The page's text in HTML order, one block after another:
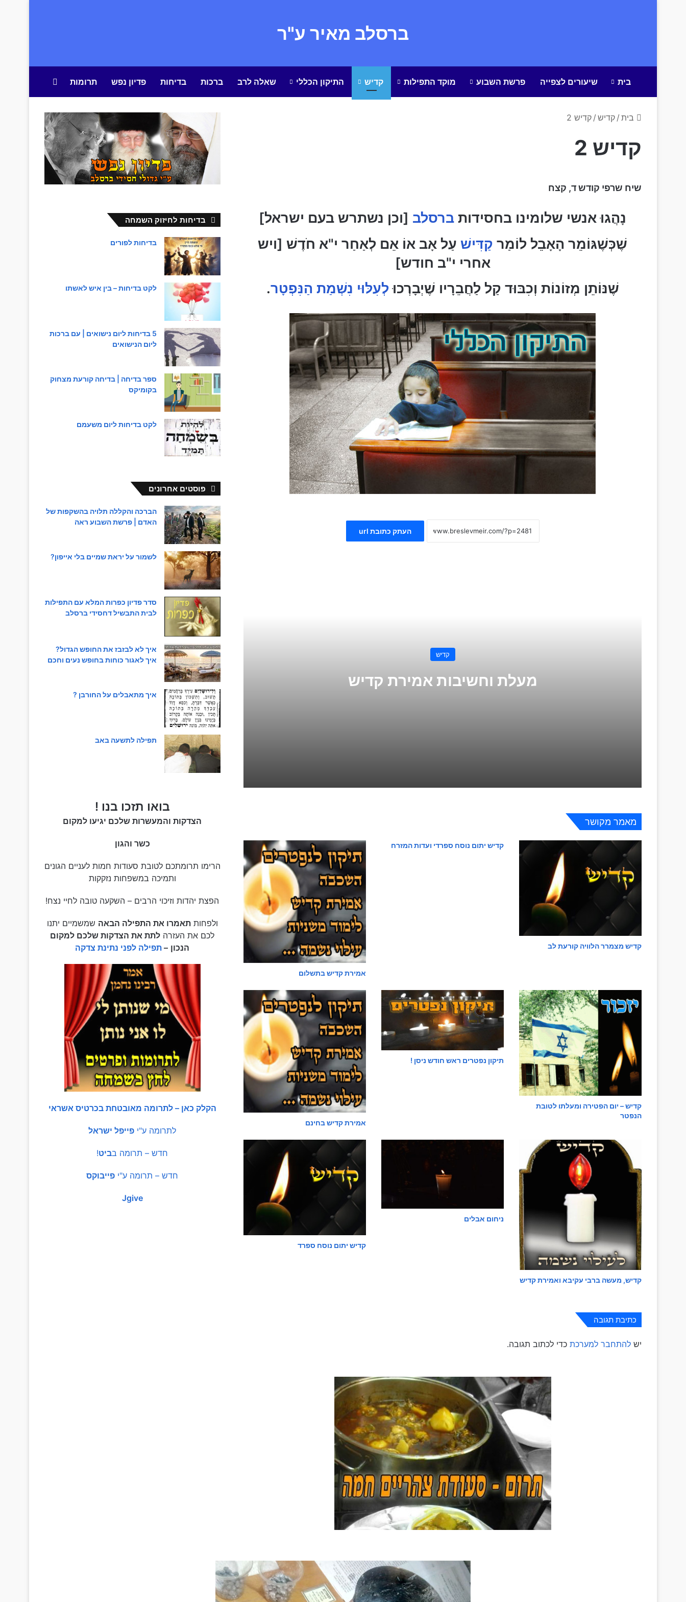
ברסלב מאיר ע"ר
בית שיעורים לצפייה פרשת השבוע מוקד התפילות קדיש התיקון הכללי שאלה לרב ברכות בדיחות פדיון נפש תרומות
בית / קדיש / קדיש 2
קדיש 2
שיח שרפי קודש ד, קצח
נָהֲגוּ אנשי שלומינו בחסידות ברסלב [וכן נשתרש בעם ישראל]
שֶׁכְּשֶׁגּוֹמֵר הָאָבֵל לוֹמַר קַדִּישׁ עַל אָב אוֹ אֵם לְאַחַר י"א חֹדֶשׁ [ויש
אחרי י"ב חודש]
שֶׁנּוֹתֵן מְזוֹנוֹת וְכִבּוּד קַל לַחֲבֵרָיו שֶׁיְבָרְכוּ לְעִלּוּי נִשְׁמַת הַנִּפְטָר.
העתק כתובת url
קדיש
מעלת וחשיבות אמירת קדיש
עילוי נשמה
חייב אדם ללמד את בנו תורה
תיקון הנפטרים העולמי | י' בטבת
מאמר מקושר
קדיש מצמרר הלוויה קורעת לב
קדיש יתום נוסח ספרדי ועדות המזרח
אמירת קדיש בתשלום
קדיש – יום הפטירה ומעלתו לטובת
הנפטר
תיקון נפטרים ראש חודש ניסן !
אמירת קדיש בחינם
קדיש, מעשה ברבי עקיבא ואמירת קדיש
ניחום אבלים
קדיש יתום נוסח ספרד
כתיבת תגובה
יש להתחבר למערכת כדי לכתוב תגובה.
בדיחות לחיזוק השמחה
בדיחות לפורים
לקט בדיחות – בין איש לאשתו
5 בדיחות ליום נישואים | עם ברכות
ליום הנישואים
ספר בדיחה | בדיחה קורעת מצחוק
בקומיקס
לקט בדיחות ליום משעמם
פוסטים אחרונים
הברכה והקללה תלויה בהשקפות של
האדם | פרשת השבוע ראה
לשמור על יראת שמיים בלי אייפון?
סדר פדיון כפרות המלא עם התפילות
לבית התבשיל דחסידי ברסלב
איך לא לבזבז את החופש הגדול?
איך לאגור כוחות בחופש נעים וחכם
איך מתאבלים על החורבן ?
תפילה לתשעה באב
בואו תזכו בנו !
הצדקות והמעשרות שלכם יגיעו למקום
כשר והגון
הרימו תרומתכם לטובת סעודות חמות לעניים הגונים
ותמיכה במשפחות נזקקות
הפצת יהדות וזיכוי הרבים – השקעה טובה לחיי נצח!
ולפחותתאמרו את התפילה הבאה שמשמיים יתנו
לכם את העזרה לתת את הצדקות שלכם למקום
הנכון – תפילה לפני נתינת צדקה
הקלק כאן – לתרומה מאובטחת בכרטיס אשראי
לתרומה ע"י פייפל ישראל
חדש – תרומה בביט!
חדש – תרומה ע"י פייבוקס
Jgive